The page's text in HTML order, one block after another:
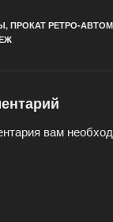
, ПРОКАТ РЕТРО-
вам